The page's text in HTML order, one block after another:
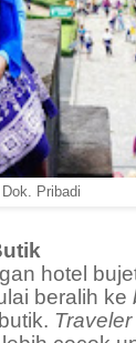
Dok. Pribadi
hotel
beralih ke
Traveler